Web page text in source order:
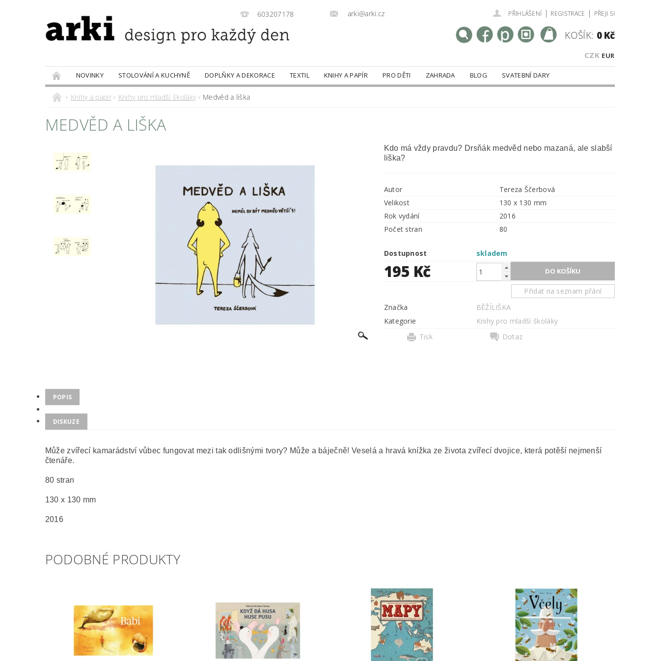
603207178 arki@arki.cz PŘIHLÁŠENÍ | REGISTRACE | PŘEJI SI
CZK EUR
KOŠÍK: 0 Kč
NOVINKY STOLOVÁNÍ A KUCHYNĚ DOPLŇKY A DEKORACE TEXTIL KNIHY A PAPÍR PRO DĚTI ZAHRADA BLOG
SVATEBNÍ DARY
PRODÁVANÉ ZNAČKY
DOBROTY
Knihy a papír Knihy pro mladší školáky Medvěd a liška
MEDVĚD A LIŠKA
Kdo má vždy pravdu? Drsňák medvěd nebo mazaná, ale slabší
liška?
Autor
Tereza Ščerbová
Velikost
130 x 130 mm
Rok vydání
2016
Počet stran
80
Dostupnost skladem
195 Kč
Přidat na seznam přání
Značka
BĚŽÍLIŠKA
Kategorie
Knihy pro mladší školáky
Tisk
Dotaz
POPIS
DISKUZE
Může zvířecí kamarádství vůbec fungovat mezi tak odlišnými tvory? Může a báječně! Veselá a hravá knížka ze života zvířecí dvojice, která potěší nejmenší
čtenáře.
80 stran
130 x 130 mm
2016
PODOBNÉ PRODUKTY